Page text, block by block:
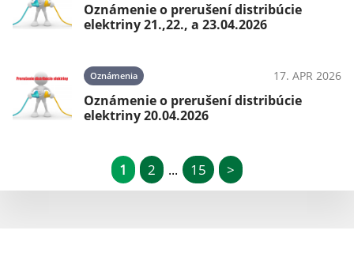
Oznámenie o prerušení distribúcie
elektriny 21.,22., a 23.04.2026
Oznámenia 17. APR 2026
Oznámenie o prerušení distribúcie
elektriny 20.04.2026
1 2 ... 15 >